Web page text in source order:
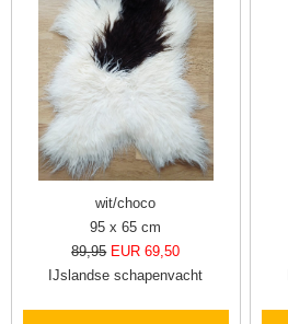
wit/choco
95 x 65 cm
89,95 EUR 69,50
IJslandse schapenvacht